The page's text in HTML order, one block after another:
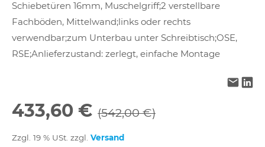
Schiebetüren 16mm, Muschelgriff;2 verstellbare
Fachböden, Mittelwand;links oder rechts
verwendbar;zum Unterbau unter Schreibtisch;OSE,
RSE;Anlieferzustand: zerlegt, einfache Montage
433,60 € (542,00 €)
Zzgl. 19 % USt. zzgl. Versand